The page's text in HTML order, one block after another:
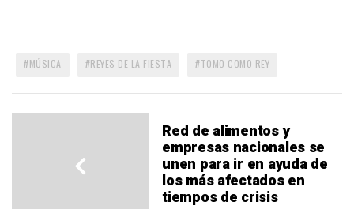
MÚSICA REYES DE LA FIESTA TOMO COMO REY
Red de alimentos y
empresas nacionales se
unen para ir en ayuda de
los más afectados en
tiempos de crisis